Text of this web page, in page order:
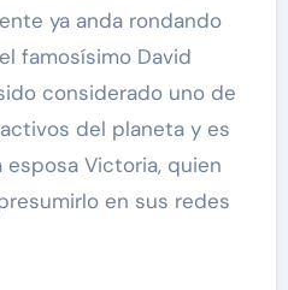
ya anda rondando
famosísimo David
considerado uno de
del planeta y es
Victoria, quien
en sus redes